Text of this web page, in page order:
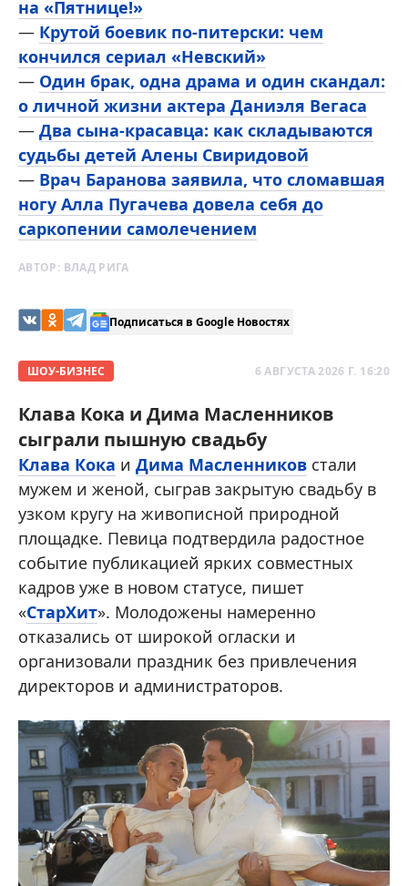
на «Пятнице!»
— Крутой боевик по-питерски: чем
кончился сериал «Невский»
— Один брак, одна драма и один скандал:
о личной жизни актера Даниэля Вегаса
— Два сына-красавца: как складываются
судьбы детей Алены Свиридовой
— Врач Баранова заявила, что сломавшая
ногу Алла Пугачева довела себя до
саркопении самолечением
АВТОР: ВЛАД РИГА
Подписаться в Google Новостях
ШОУ-БИЗНЕС 6 АВГУСТА 2026 Г. 16:20
Клава Кока и Дима Масленников
сыграли пышную свадьбу
Клава Кока и Дима Масленников стали
мужем и женой, сыграв закрытую свадьбу в
узком кругу на живописной природной
площадке. Певица подтвердила радостное
событие публикацией ярких совместных
кадров уже в новом статусе, пишет
«СтарХит». Молодожены намеренно
отказались от широкой огласки и
организовали праздник без привлечения
директоров и администраторов.